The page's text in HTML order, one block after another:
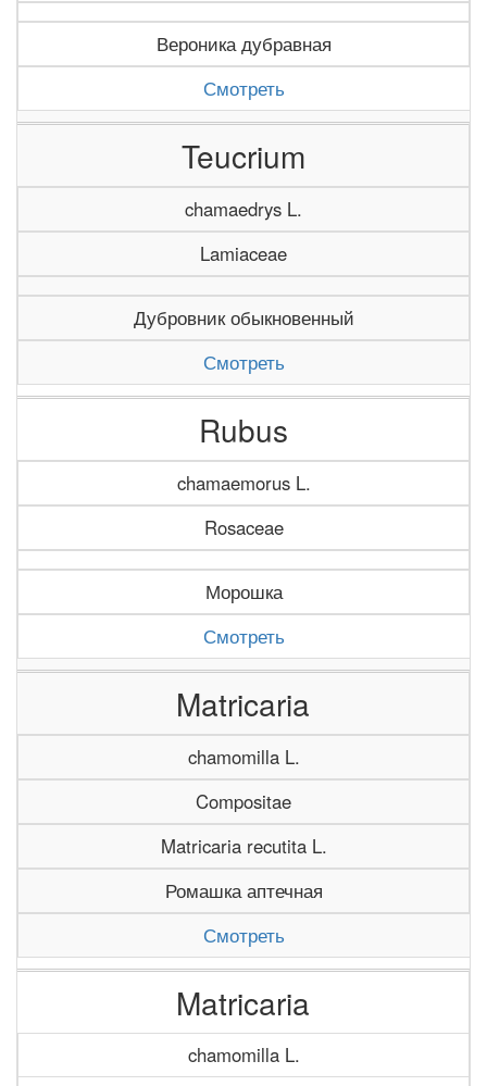
Вероника дубравная
Смотреть
Teucrium
chamaedrys L.
Lamiaceae
Дубровник обыкновенный
Смотреть
Rubus
chamaemorus L.
Rosaceae
Морошка
Смотреть
Matricaria
chamomilla L.
Compositae
Matricaria recutita L.
Ромашка аптечная
Смотреть
Matricaria
chamomilla L.